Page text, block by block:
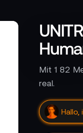
Mit 1 82
real.
Hallo,